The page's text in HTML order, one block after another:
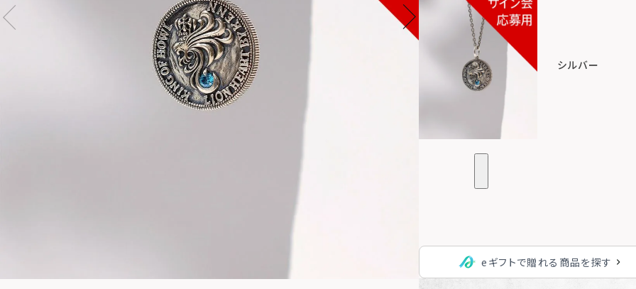
シルバー
eギフトで贈れる商品を探す